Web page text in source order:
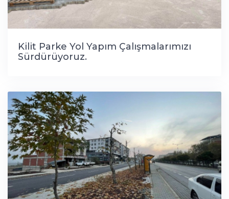
Kilit Parke Yol Yapım Çalışmalarımızı
Sürdürüyoruz.